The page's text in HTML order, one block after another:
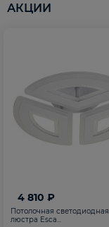
АКЦИИ
4 810 ₽
Потолочная светодиодная
люстра Esca...